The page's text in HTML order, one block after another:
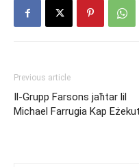
Previous article
Il-Grupp Farsons jaħtar lil
Michael Farrugia Kap